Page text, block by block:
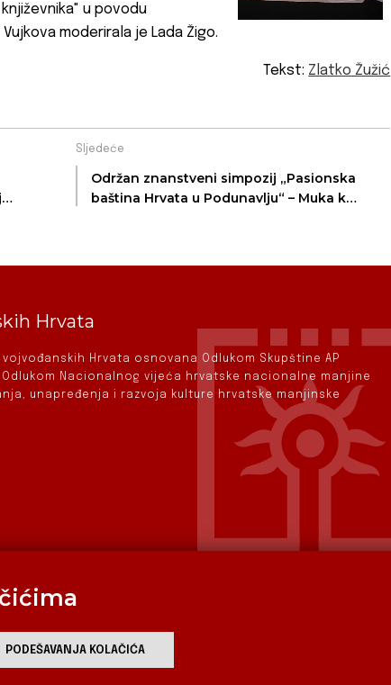
u povodu
moderirala je Lada Žigo.
Tekst: Zlatko Žužić
Sljedeće
Održan znanstveni simpozij „Pasionska
baština Hrvata u Podunavlju“ – Muka kao
Hrvata
Hrvata osnovana Odlukom Skupštine AP
Odlukom Nacionalnog vijeća hrvatske nacionalne manjine
unapređenja i razvoja kulture hrvatske manjinske
Zavod
PODEŠAVANJA KOLAČIĆA